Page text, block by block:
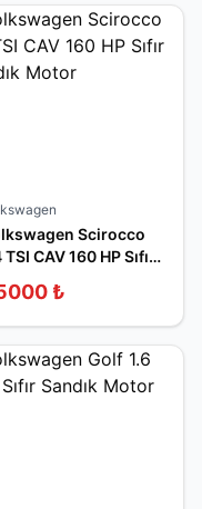
Scirocco
TSI CAV 160 HP Sıfır
₺